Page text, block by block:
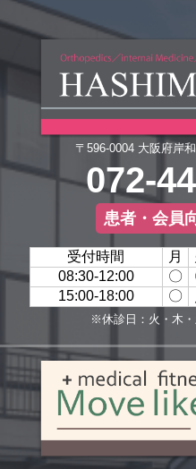
〒596-0004 大阪府岸
072-
患者・会員
受付時間 月
08:30-12:00
〇
15:00-18:00
〇
※休診日：火・木